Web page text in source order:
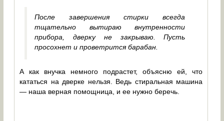
После завершения стирки всегда
тщательно вытираю внутренности
прибора, дверку не закрываю. Пусть
просохнет и проветрится барабан.
А как внучка немного подрастет, объясню ей, что
кататься на дверке нельзя. Ведь стиральная машина
— наша верная помощница, и ее нужно беречь.